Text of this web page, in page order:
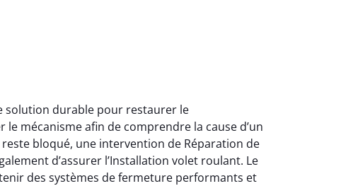
solution durable pour restaurer le
mécanisme afin de comprendre la cause d’un
bloqué, une intervention de Réparation de
d’assurer l’Installation volet roulant. Le
des systèmes de fermeture performants et